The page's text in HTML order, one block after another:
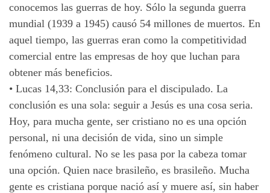
conocemos las guerras de hoy. Sólo la segunda guerra
mundial (1939 a 1945) causó 54 millones de muertos. En
aquel tiempo, las guerras eran como la competitividad
comercial entre las empresas de hoy que luchan para
obtener más beneficios.
• Lucas 14,33: Conclusión para el discipulado. La
conclusión es una sola: seguir a Jesús es una cosa seria.
Hoy, para mucha gente, ser cristiano no es una opción
personal, ni una decisión de vida, sino un simple
fenómeno cultural. No se les pasa por la cabeza tomar
una opción. Quien nace brasileño, es brasileño. Mucha
gente es cristiana porque nació así y muere así, sin haber